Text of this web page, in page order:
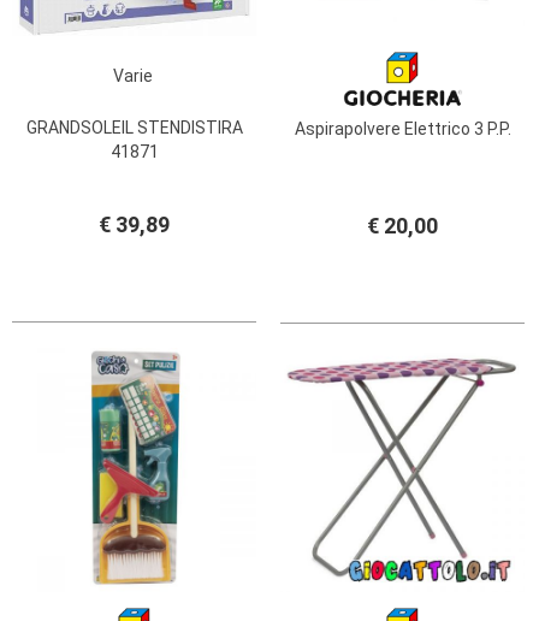
VALIGERIA-
BRAND
Varie
GRANDSOLEIL STENDISTIRA
41871
€ 39,89
Aspirapolvere Elettrico 3 P.P.
€ 20,00